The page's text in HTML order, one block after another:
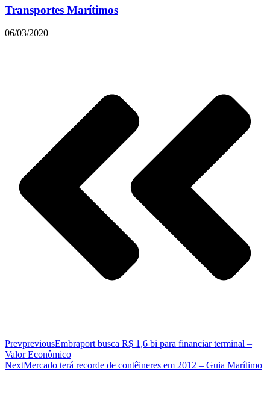
Transportes Marítimos
06/03/2020
PrevpreviousEmbraport busca R$ 1,6 bi para financiar terminal –
Valor Econômico
NextMercado terá recorde de contêineres em 2012 – Guia Marítimo